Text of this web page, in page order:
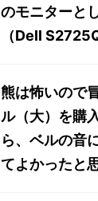
のモニターと
（Dell
熊は怖いので
ル（大）を購
ら、ベルの音
てよかったと